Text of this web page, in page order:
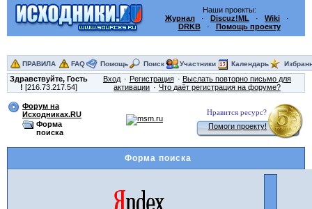
Наши проекты:
Журнал · Discuz!ML · Wiki ·
DRKB· Помощь проекту
ПРАВИЛА FAQ Помощь Поиск Участники Календарь
Здравствуйте, Гость
! [216.73.217.54]
Вход Регистрация
Выслать повторно письмо для
активации
Что даёт регистрация на форуме?
Форум на
Исходниках.RU
Форма
поиска
Нравится ресурс?
Помоги проекту!
Форма поиска